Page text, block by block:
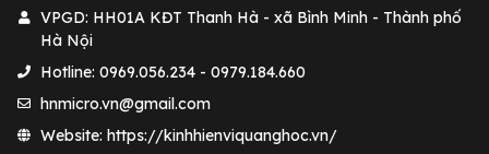
VPGD: HH01A KĐT Thanh Hà - xã Bình Minh - Thành phố
Hà Nội
Hotline: 0969.056.234 - 0979.184.660
hnmicro.vn@gmail.com
Website: https://kinhhienviquanghoc.vn/